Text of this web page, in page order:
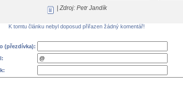
| Zdroj: Petr Jandík
K tomtu článku nebyl doposud přiřazen žádný komentář!
(přezdívka):